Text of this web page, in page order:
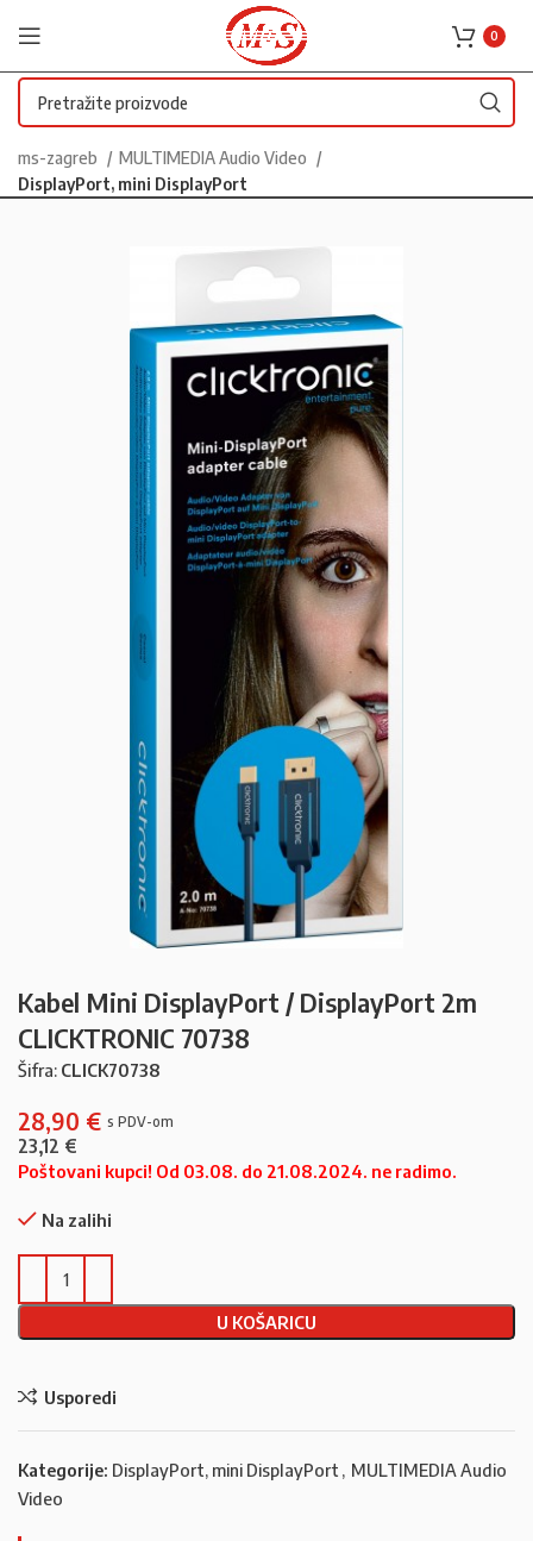
0
ms-zagreb
MULTIMEDIA Audio Video
DisplayPort, mini DisplayPort
Kabel Mini DisplayPort / DisplayPort 2m
CLICKTRONIC 70738
Šifra: CLICK70738
28,90 €
23,12 €
Poštovani kupci! Od 03.08. do 21.08.2024. ne radimo.
Na zalihi
U KOŠARICU
Usporedi
Kategorije: DisplayPort, mini DisplayPort , MULTIMEDIA Audio
Video